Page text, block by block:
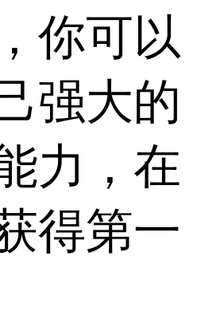
你可以
强大的
力，在
得第一